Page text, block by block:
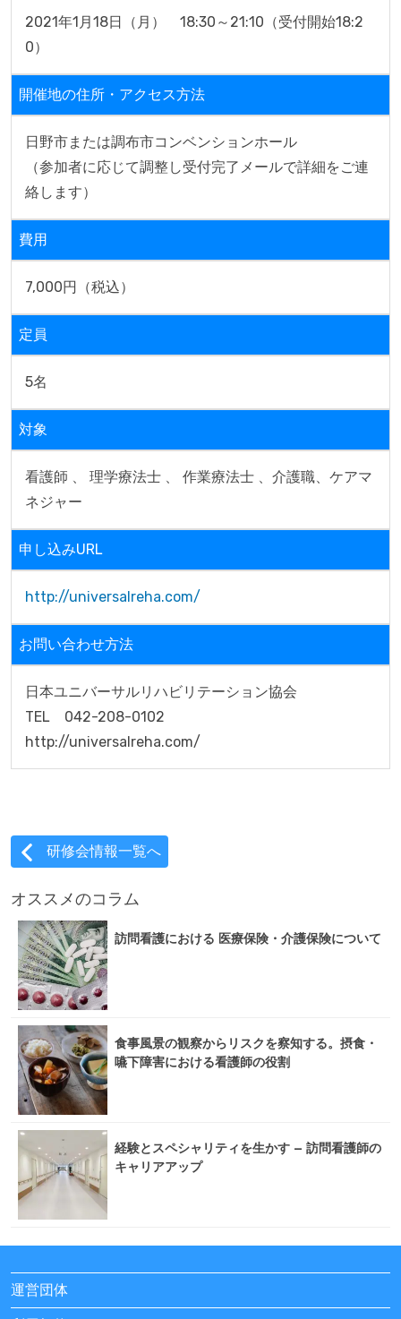
2021年1月18日（月）　18:30～21:10（受付開始18:2
0）
開催地の住所・アクセス方法
日野市または調布市コンベンションホール
（参加者に応じて調整し受付完了メールで詳細をご連
絡します）
費用
7,000円（税込）
定員
5名
対象
看護師 、 理学療法士 、 作業療法士 、介護職、ケアマ
ネジャー
申し込みURL
http://universalreha.com/
お問い合わせ方法
日本ユニバーサルリハビリテーション協会
TEL　042-208-0102
http://universalreha.com/
研修会情報一覧へ
オススメのコラム
訪問看護における 医療保険・介護保険について
食事風景の観察からリスクを察知する。摂食・
嚥下障害における看護師の役割
経験とスペシャリティを生かす – 訪問看護師の
キャリアアップ
運営団体